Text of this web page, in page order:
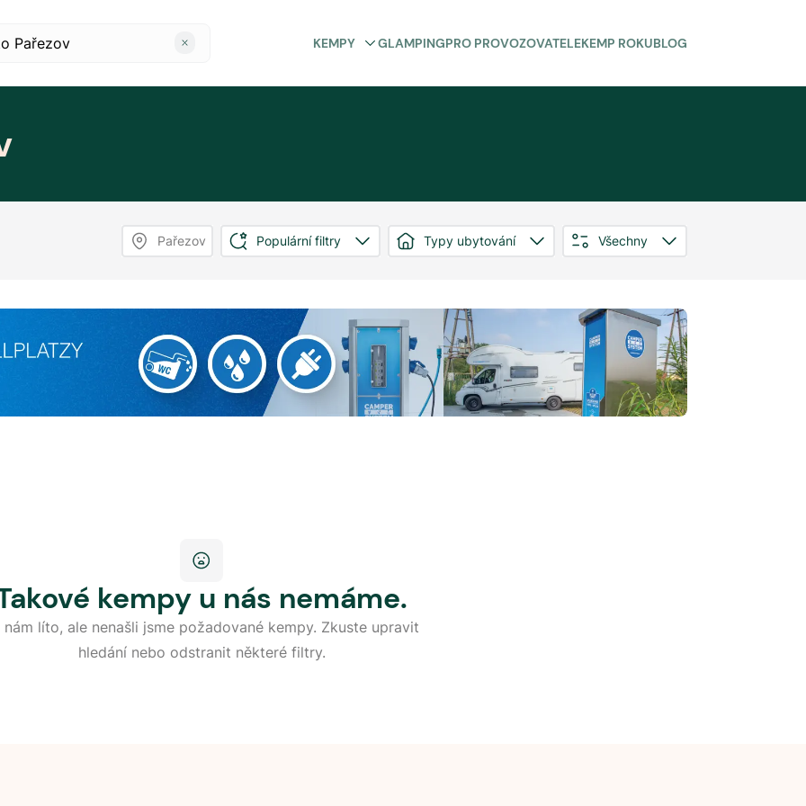
KEMPY GLAMPINGPRO PROVOZOVATELEKEMP ROKUBLOG
Pařezov Populární filtry Typy ubytování Všechny
kempy u nás nemáme.
nám líto, ale nenašli jsme požadované kempy. Zkuste upravit
hledání nebo odstranit některé filtry.